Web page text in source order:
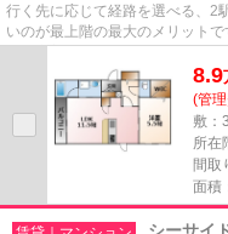
行く先に応じて経路を選べる、2
いのが最上階の最大のメリット
8.9
(管
敷：
所在
間取
面積